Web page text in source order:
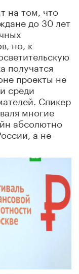
на том, что
до 30 лет
но, к
получатся
проекты не
среди
Спикер
многие
абсолютно
а не